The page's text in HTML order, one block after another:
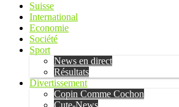
Suisse
International
Economie
Société
Sport
News en direct
Résultats
Divertissement
Copin Comme Cochon
Cute-News